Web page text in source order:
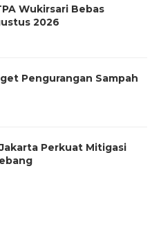
Wukirsari Bebas
2026
Pengurangan Sampah
Perkuat Mitigasi